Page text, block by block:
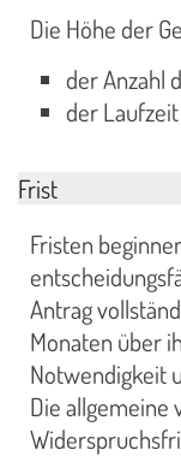
Die Höhe der
der Anzahl
der
Frist
Fristen
Antrag
Monaten über
Notwendigkeit
Die